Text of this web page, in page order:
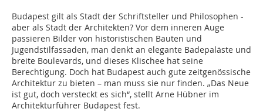
Budapest gilt als Stadt der Schriftsteller und Philosophen -
aber als Stadt der Architekten? Vor dem inneren Auge
passieren Bilder von historistischen Bauten und
Jugendstilfassaden, man denkt an elegante Badepaläste und
breite Boulevards, und dieses Klischee hat seine
Berechtigung. Doch hat Budapest auch gute zeitgenössische
Architektur zu bieten – man muss sie nur finden. „Das Neue
ist gut, doch versteckt es sich“, stellt Arne Hübner im
Architekturführer Budapest fest.